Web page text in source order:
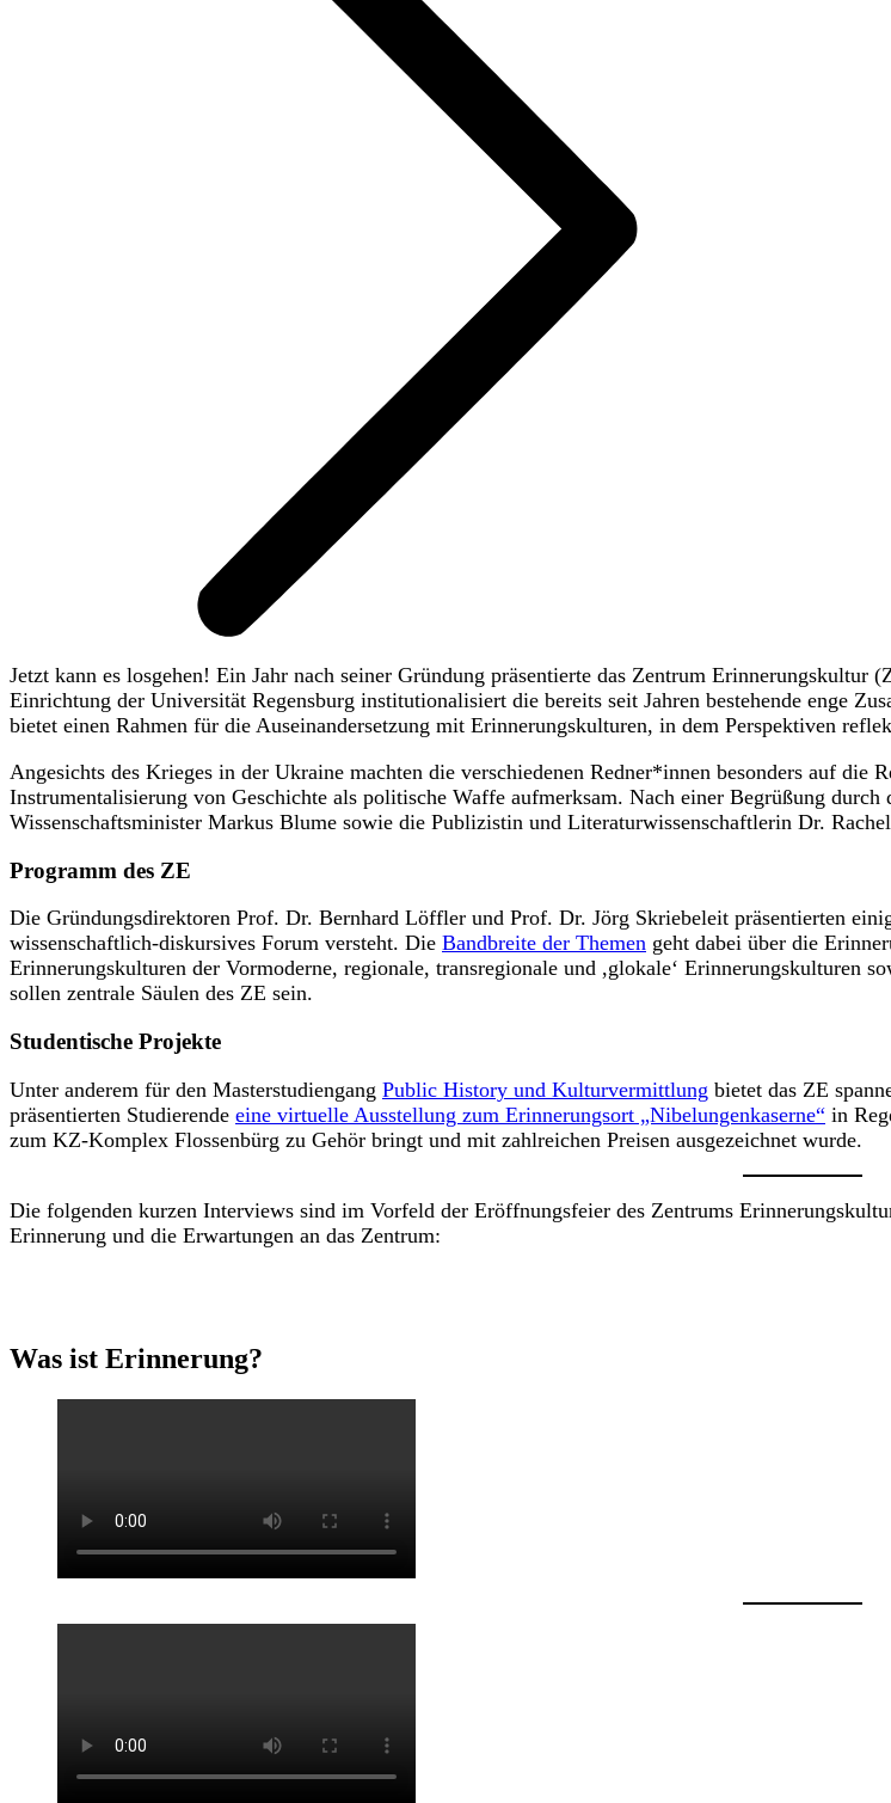
Jetzt kann es losgehen! Ein Jahr nach seiner Gründung präsentierte das Zentrum
Einrichtung der Universität Regensburg institutionalisiert die bereits seit Jahren bestehende enge
bietet einen Rahmen für die Auseinandersetzung mit Erinnerungskulturen, in dem Perspektiven
Angesichts des Krieges in der Ukraine machten die verschiedenen Redner*innen besonders auf die
Instrumentalisierung von Geschichte als politische Waffe aufmerksam. Nach einer Begrüßung
Wissenschaftsminister Markus Blume sowie die Publizistin und Literaturwissenschaftlerin Dr.
Programm des ZE
Die Gründungsdirektoren Prof. Dr. Bernhard Löffler und Prof. Dr. Jörg Skriebeleit präsentierten
wissenschaftlich-diskursives Forum versteht. Die Bandbreite der Themen geht dabei über die
Erinnerungskulturen der Vormoderne, regionale, transregionale und ,glokale‘ Erinnerungskulturen
sollen zentrale Säulen des ZE sein.
Studentische Projekte
Unter anderem für den Masterstudiengang Public History und Kulturvermittlung bietet das ZE
präsentierten Studierende eine virtuelle Ausstellung zum Erinnerungsort „Nibelungenkaserne“ in
zum KZ-Komplex Flossenbürg zu Gehör bringt und mit zahlreichen Preisen ausgezeichnet wurde.
Die folgenden kurzen Interviews sind im Vorfeld der Eröffnungsfeier des Zentrums
Erinnerung und die Erwartungen an das Zentrum:
Was ist Erinnerung?